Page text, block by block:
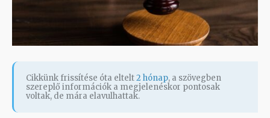
Cikkünk frissítése óta eltelt2 hónap, a szövegben
szereplő információk a megjelenéskor pontosak
voltak, de mára elavulhattak.